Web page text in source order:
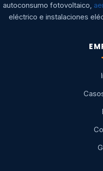
autoconsumo fotovoltaico,
eléctrico e instalaciones